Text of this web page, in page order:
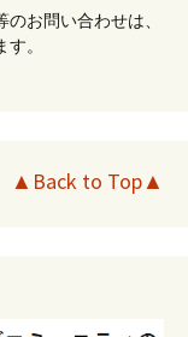
お問い合わせは、
。
▲Back to Top▲